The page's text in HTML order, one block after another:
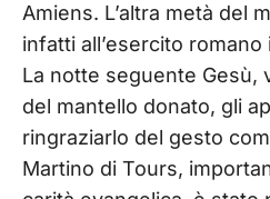
Amiens. L’altra metà del
infatti all’esercito
La notte seguente Gesù,
del mantello donato, gli
ringraziarlo del gesto
Martino di Tours,